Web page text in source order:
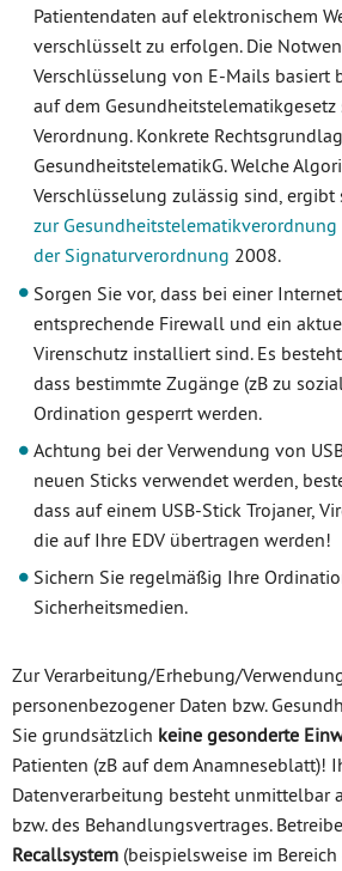
Patientendaten auf elektronischem
verschlüsselt zu erfolgen. Die
Verschlüsselung von E-Mails basiert
auf dem
Verordnung. Konkrete
GesundheitstelematikG. Welche
Verschlüsselung zulässig sind, ergibt
zur Gesundheitstelematikverordnung
der Signaturverordnung 2008.
Sorgen Sie vor, dass bei einer
entsprechende Firewall und ein
Virenschutz installiert sind. Es
dass bestimmte Zugänge (zB zu
Ordination gesperrt werden.
Achtung bei der Verwendung von
neuen Sticks verwendet werden,
dass auf einem USB-Stick Trojaner,
die auf Ihre EDV übertragen werden!
Sichern Sie regelmäßig Ihre
Sicherheitsmedien.
Zur Verarbeitung/Erhebung/
personenbezogener Daten bzw.
Sie grundsätzlich keine gesonderte
Patienten (zB auf dem Anamneseblatt)!
Datenverarbeitung besteht unmittelbar
bzw. des Behandlungsvertrages.
Recallsystem (beispielsweise im